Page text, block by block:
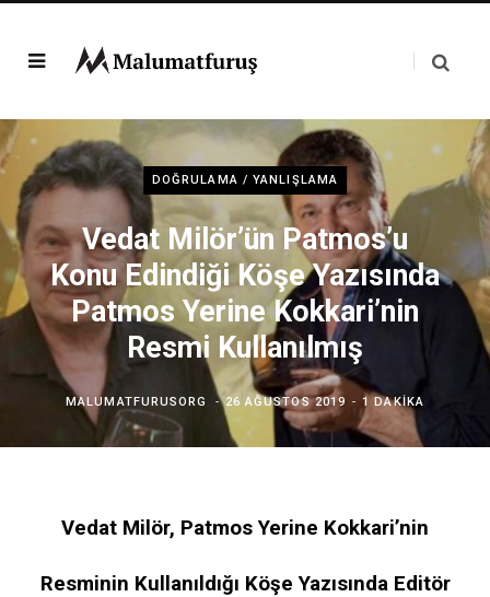
DOĞRULAMA / YANLIŞLAMA
Vedat Milör’ün Patmos’u
Konu Edindiği Köşe Yazısında
Patmos Yerine Kokkari’nin
Resmi Kullanılmış
MALUMATFURUSORG 26 AĞUSTOS 2019 1 DAKIKA
Vedat Milör, Patmos Yerine Kokkari’nin
Resminin Kullanıldığı Köşe Yazısında Editör